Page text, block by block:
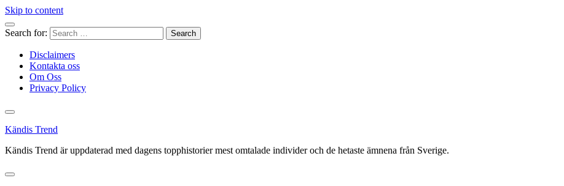
Skip to content
Search for:
Disclaimers
Kontakta oss
Om Oss
Privacy Policy
Kändis Trend
Kändis Trend är uppdaterad med dagens topphistorier mest omtalade individer och de hetaste ämnena från Sverige.